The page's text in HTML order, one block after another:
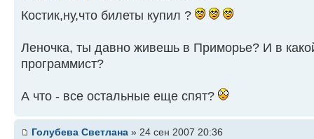
Костик,ну,что билеты купил ?
Леночка, ты давно живешь в Приморье? И в
программист?
А что - все остальные еще спят?
Голубева Светлана » 24 сен 2007 20:36